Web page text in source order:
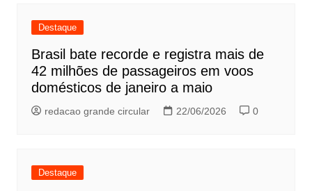
Destaque
Brasil bate recorde e registra mais de
42 milhões de passageiros em voos
domésticos de janeiro a maio
redacao grande circular 22/06/2026 0
Destaque